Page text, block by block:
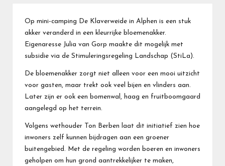
Op mini-camping De Klaverweide in Alphen is een stuk
akker veranderd in een kleurrijke bloemenakker.
Eigenaresse Julia van Gorp maakte dit mogelijk met
subsidie via de Stimuleringsregeling Landschap (StiLa).
De bloemenakker zorgt niet alleen voor een mooi uitzicht
voor gasten, maar trekt ook veel bijen en vlinders aan.
Later zijn er ook een bomenwal, haag en fruitboomgaard
aangelegd op het terrein.
Volgens wethouder Ton Berben laat dit initiatief zien hoe
inwoners zelf kunnen bijdragen aan een groener
buitengebied. Met de regeling worden boeren en inwoners
geholpen om hun grond aantrekkelijker te maken,